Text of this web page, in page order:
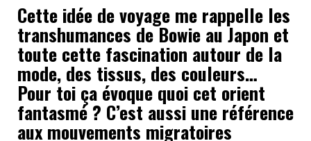
Cette idée de voyage me rappelle les
transhumances de Bowie au Japon et
toute cette fascination autour de la
mode, des tissus, des couleurs…
Pour toi ça évoque quoi cet orient
fantasmé ? C’est aussi une référence
aux mouvements migratoires